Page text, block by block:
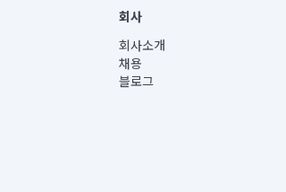
사업자등록번호 : 291-87-00271
통신판매신고번호 : 2024-서울종
대표이사 : CHING VICTOR
주소 | 본사: 서울특별시 종로구
컨택센터 : 서울특별시 종로구 수
회사
회사소개
채용
블로그